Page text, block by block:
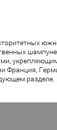
Франция,
разделе.